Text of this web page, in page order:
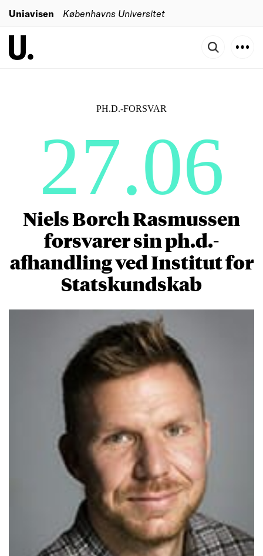
Uniavisen Københavns Universitet
PH.D.-FORSVAR
27.06
Niels Borch Rasmussen
forsvarer sin ph.d.-
afhandling ved Institut for
Statskundskab